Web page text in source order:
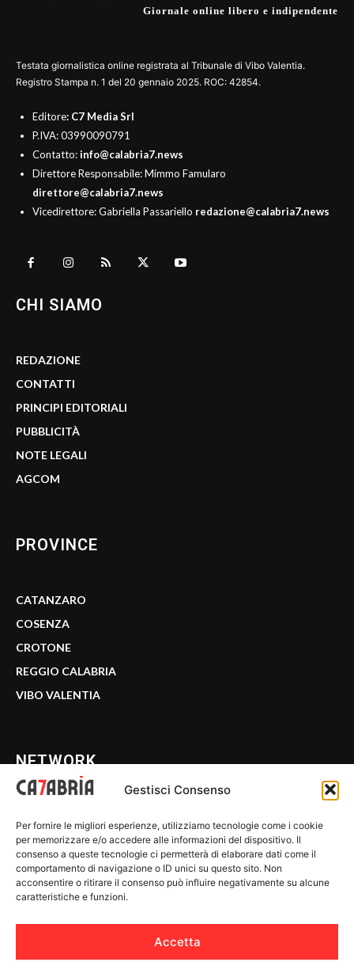
Gestisci Consenso
Per fornire le migliori esperienze, utilizziamo tecnologie come i cookie
per memorizzare e/o accedere alle informazioni del dispositivo. Il
consenso a queste tecnologie ci permetterà di elaborare dati come il
comportamento di navigazione o ID unici su questo sito. Non
acconsentire o ritirare il consenso può influire negativamente su alcune
caratteristiche e funzioni.
Accetta
Giornale online libero e indipendente
Testata giornalistica online registrata al Tribunale di Vibo Valentia.
Registro Stampa n. 1 del 20 gennaio 2025. ROC: 42854.
Editore: C7 Media Srl
P.IVA: 03990090791
Contatto:info@calabria7.news
Direttore Responsabile: Mimmo Famularo
direttore@calabria7.news
Vicedirettore: Gabriella Passariello redazione@calabria7.news
CHI SIAMO
REDAZIONE
CONTATTI
PRINCIPI EDITORIALI
PUBBLICITÀ
NOTE LEGALI
AGCOM
PROVINCE
CATANZARO
COSENZA
CROTONE
REGGIO CALABRIA
VIBO VALENTIA
NETWORK
WE CALABRIA
C7 PLAY
MIX ZONE